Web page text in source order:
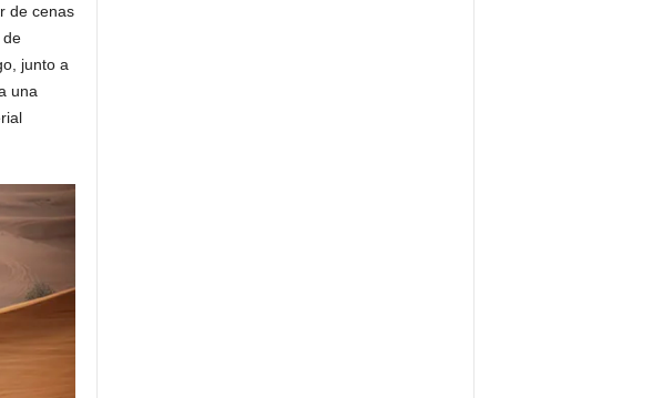
de cenas
junto a
una